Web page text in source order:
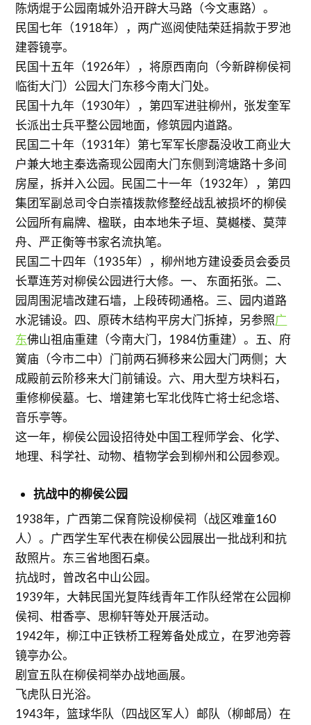
陈炳焜于公园南城外沿开辟大马路（今文惠路）。
民国七年（1918年），两广巡阅使陆荣廷捐款于罗池
建蓉镜亭。
民国十五年（1926年），将原西南向（今新辟柳侯祠
临街大门）公园大门东移今南大门处。
民国十九年（1930年），第四军进驻柳州，张发奎军
长派出士兵平整公园地面，修筑园内道路。
民国二十年（1931年）第七军军长廖磊没收工商业大
户兼大地主秦选斋现公园南大门东侧到湾塘路十多间
房屋，拆并入公园。民国二十一年（1932年），第四
集团军副总司令白崇禧拨款修整经战乱被损坏的柳侯
公园所有扁牌、楹联，由本地朱子垣、莫樾楼、莫萍
舟、严正衡等书家名流执笔。
民国二十四年（1935年），柳州地方建设委员会委员
长覃连芳对柳侯公园进行大修。一、 东面拓张。二、
园周围泥墙改建石墙，上段砖砌通格。三、园内道路
水泥铺设。四、原砖木结构平房大门拆掉，另参照广
东佛山祖庙重建（今南大门，1984仿重建）。五、府
黉庙（今市二中）门前两石狮移来公园大门两侧；大
成殿前云阶移来大门前铺设。六、用大型方块料石，
重修柳侯墓。七、增建第七军北伐阵亡将士纪念塔、
音乐亭等。
这一年，柳侯公园设招待处中国工程师学会、化学、
地理、科学社、动物、植物学会到柳州和公园参观。
抗战中的柳侯公园
1938年，广西第二保育院设柳侯祠（战区难童160
人）。广西学生军代表在柳侯公园展出一批战利和抗
敌照片。东三省地图石桌。
抗战时，曾改名中山公园。
1939年，大韩民国光复阵线青年工作队经常在公园柳
侯祠、柑香亭、思柳轩等处开展活动。
1942年，柳江中正铁桥工程筹备处成立，在罗池旁蓉
镜亭办公。
剧宣五队在柳侯祠举办战地画展。
飞虎队日光浴。
1943年，篮球华队（四战区军人）邮队（柳邮局）在